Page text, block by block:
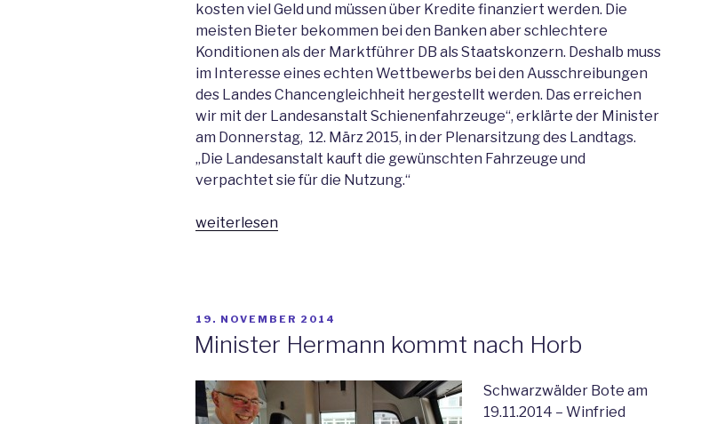
kosten viel Geld und müssen über Kredite finanziert werden. Die
meisten Bieter bekommen bei den Banken aber schlechtere
Konditionen als der Marktführer DB als Staatskonzern. Deshalb muss
im Interesse eines echten Wettbewerbs bei den Ausschreibungen
des Landes Chancengleichheit hergestellt werden. Das erreichen
wir mit der Landesanstalt Schienenfahrzeuge“, erklärte der Minister
am Donnerstag, 12. März 2015, in der Plenarsitzung des Landtags.
„Die Landesanstalt kauft die gewünschten Fahrzeuge und
verpachtet sie für die Nutzung.“
„Landtag
zur
weiterlesen
VERÖFFENTLICHT
AM
19. NOVEMBER 2014
Minister Hermann kommt nach Horb
Schwarzwälder Bote am
19.11.2014 – Winfried